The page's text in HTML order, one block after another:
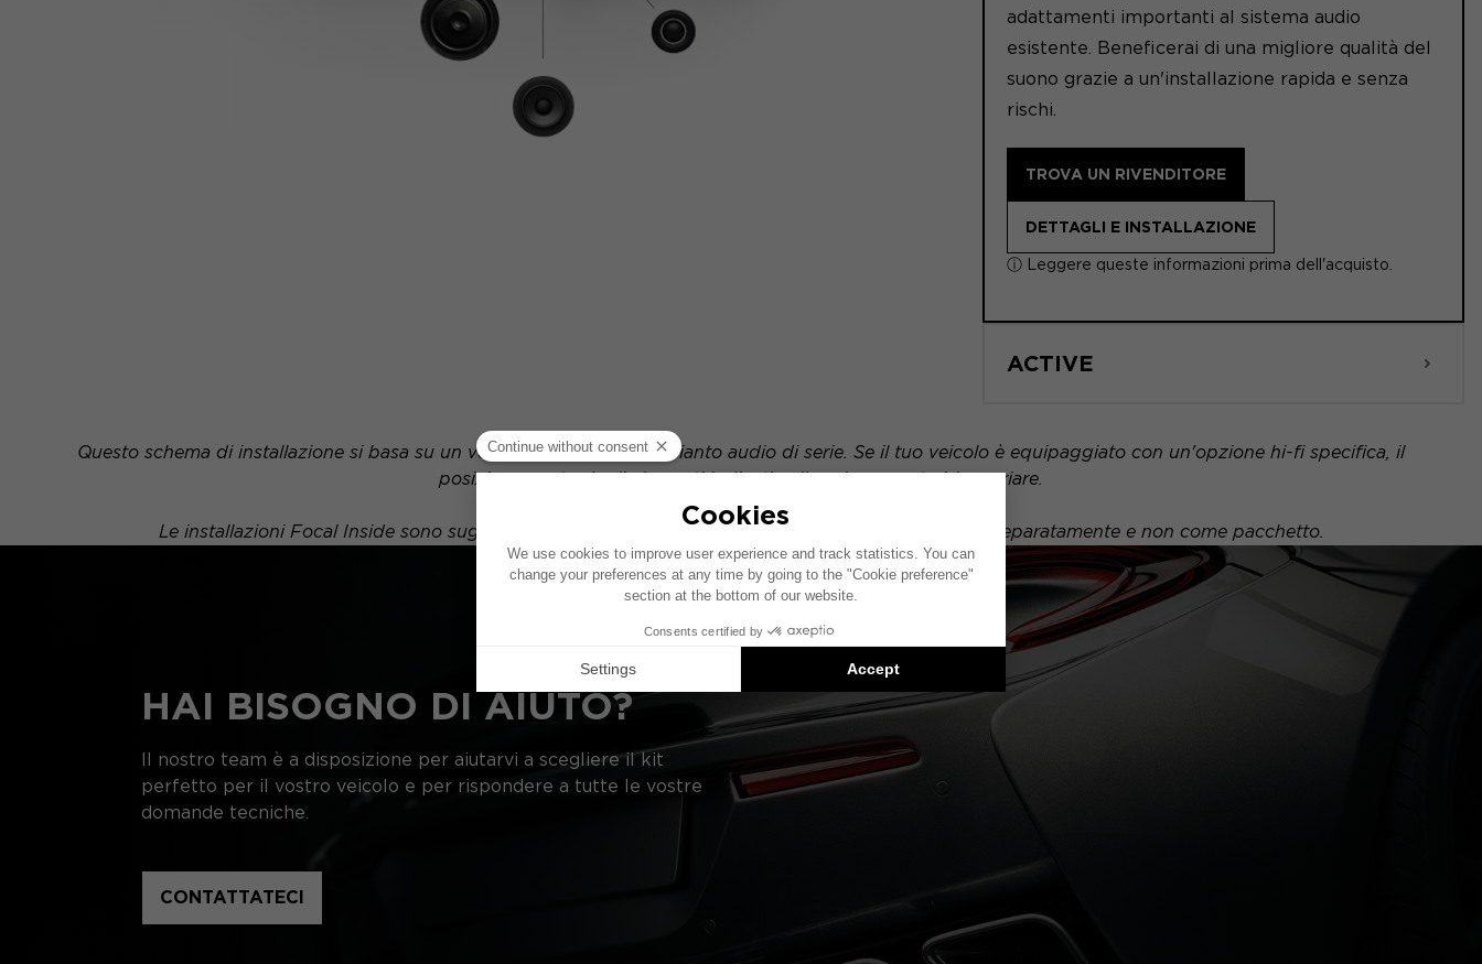
adattamenti importanti al sistema audio
esistente. Beneficerai di una migliore qualità del
suono grazie a un'installazione rapida e senza
rischi.
TROVA UN RIVENDITORE
DETTAGLI E INSTALLAZIONE
ⓘ Leggere queste informazioni prima dell'acquisto.
ACTIVE
Questo schema di installazione si basa su un veicolo dotato di un impianto audio di serie. Se il tuo veicolo è equipaggiato con un'opzione hi-fi specifica, il
posizionamento degli elementi indicati nello schema potrebbe variare.
Le installazioni Focal Inside sono suggerimenti di prodotti compatibili: ogni elemento è venduto separatamente e non come pacchetto.
HAI BISOGNO DI AIUTO?
Il nostro team è a disposizione per aiutarvi a scegliere il kit
perfetto per il vostro veicolo e per rispondere a tutte le vostre
domande tecniche.
CONTATTATECI